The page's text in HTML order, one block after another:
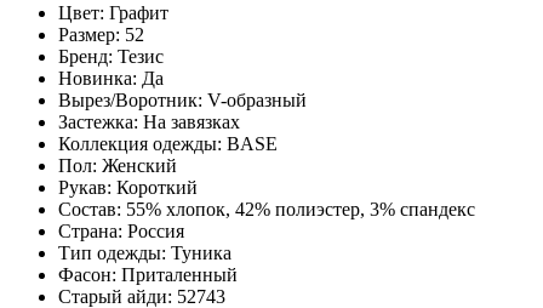
Цвет: Графит
Размер: 52
Бренд: Тезис
Новинка: Да
Вырез/Воротник: V-образный
Застежка: На завязках
Коллекция одежды: BASE
Пол: Женский
Рукав: Короткий
Состав: 55% хлопок, 42% полиэстер, 3% спандекс
Страна: Россия
Тип одежды: Туника
Фасон: Приталенный
Старый айди: 52743